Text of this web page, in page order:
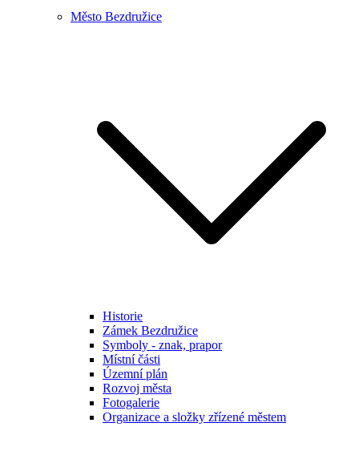
Město Bezdružice
Historie
Zámek Bezdružice
Symboly - znak, prapor
Místní části
Územní plán
Rozvoj města
Fotogalerie
Organizace a složky zřízené městem